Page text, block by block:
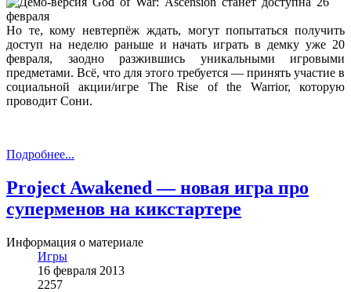
Но те, кому невтерпёж ждать, могут попытаться получить
доступ на неделю раньше и начать играть в демку уже 20
февраля, заодно разжившись уникальными игровыми
предметами. Всё, что для этого требуется — принять участие в
социальной акции/игре The Rise of the Warrior, которую
проводит Сони.
Подробнее...
Project Awakened — новая игра про
суперменов на кикстартере
Информация о материале
Игры
16 февраля 2013
2257